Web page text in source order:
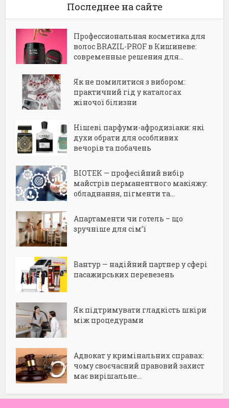
Последнее на сайте
Профессиональная косметика для
волос BRAZIL-PROF в Кишиневе:
современные решения для...
Як не помилитися з вибором:
практичний гід у каталогах
жіночої білизни
Нішеві парфуми-афродизіаки: які
духи обрати для особливих
вечорів та побачень
BIOTEK — професійний вибір
майстрів перманентного макіяжу:
обладнання, пігменти та...
Апартаменти чи готель – що
зручніше для сім’ї
Вантур — надійний партнер у сфері
пасажирських перевезень
Як підтримувати гладкість шкіри
між процедурами
Адвокат у кримінальних справах:
чому своєчасний правовий захист
має вирішальне...